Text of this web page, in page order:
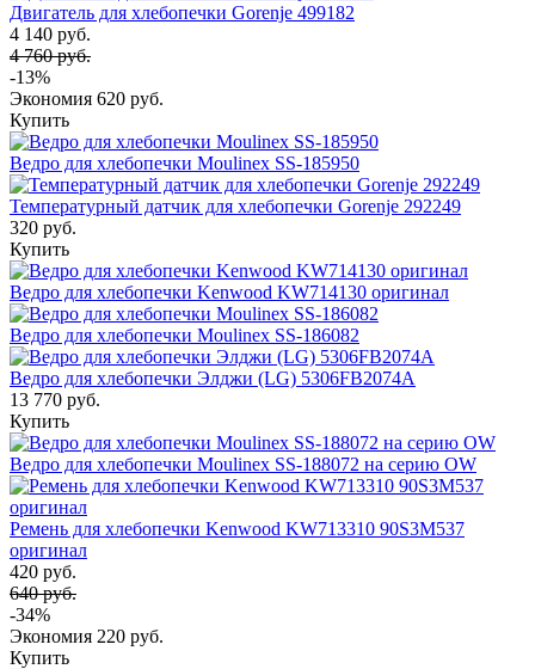
Двигатель для хлебопечки Gorenje 499182
4 140 руб.
4 760 руб.
-13%
Экономия 620 руб.
Купить
Ведро для хлебопечки Moulinex SS-185950
Температурный датчик для хлебопечки Gorenje 292249
320 руб.
Купить
Ведро для хлебопечки Kenwood KW714130 оригинал
Ведро для хлебопечки Moulinex SS-186082
Ведро для хлебопечки Элджи (LG) 5306FB2074A
13 770 руб.
Купить
Ведро для хлебопечки Moulinex SS-188072 на серию OW
Ремень для хлебопечки Kenwood KW713310 90S3M537
оригинал
420 руб.
640 руб.
-34%
Экономия 220 руб.
Купить